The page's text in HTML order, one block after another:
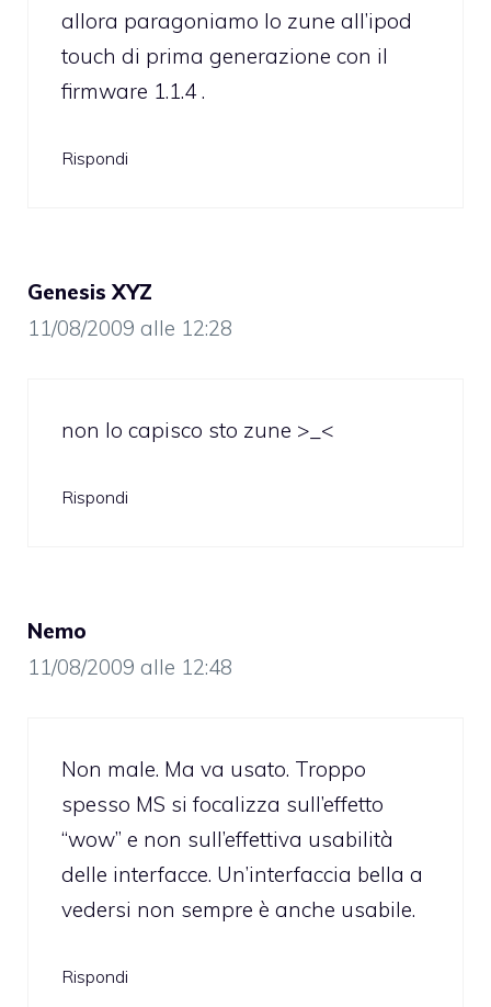
allora paragoniamo lo zune all’ipod
touch di prima generazione con il
firmware 1.1.4 .
Rispondi
Genesis XYZ
11/08/2009 alle 12:28
non lo capisco sto zune >_<
Rispondi
Nemo
11/08/2009 alle 12:48
Non male. Ma va usato. Troppo
spesso MS si focalizza sull’effetto
“wow” e non sull’effettiva usabilità
delle interfacce. Un’interfaccia bella a
vedersi non sempre è anche usabile.
Rispondi